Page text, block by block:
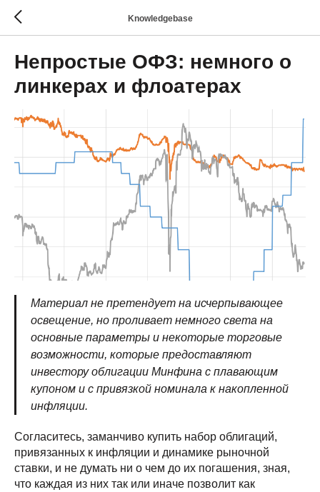
Knowledgebase
Непростые ОФЗ: немного о
линкерах и флоатерах
Материал не претендует на исчерпывающее
освещение, но проливает немного света на
основные параметры и некоторые торговые
возможности, которые предоставляют
инвестору облигации Минфина с плавающим
купоном и с привязкой номинала к накопленной
инфляции.
Согласитесь, заманчиво купить набор облигаций,
привязанных к инфляции и динамике рыночной
ставки, и не думать ни о чем до их погашения, зная,
что каждая из них так или иначе позволит как